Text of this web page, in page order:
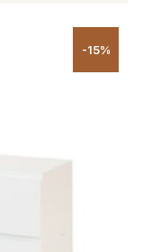
-15%